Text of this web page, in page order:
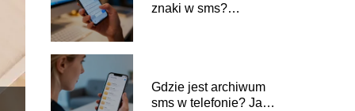
znaki w sms?
Gdzie jest archiwum
sms w telefonie? Jak